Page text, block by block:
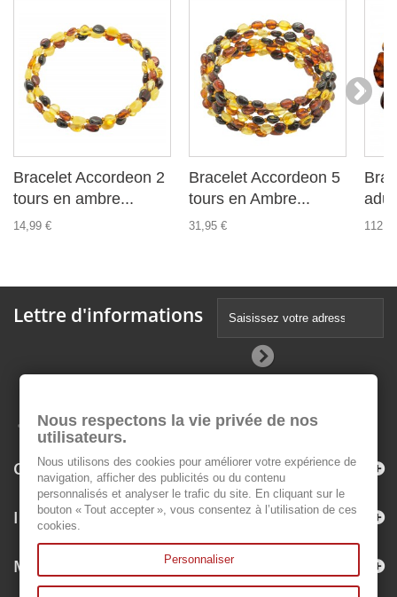
Bracelet Accordeon 2
tours en ambre...
14,99 €
Bracelet Accordeon 5
tours en Ambre...
31,95 €
Lettre d'informations
Catégories
Informations
Mon compte
Nous respectons la vie privée de nos
utilisateurs.
Nous utilisons des cookies pour améliorer votre expérience de
navigation, afficher des publicités ou du contenu
personnalisés et analyser le trafic du site. En cliquant sur le
bouton « Tout accepter », vous consentez à l’utilisation de ces
cookies.
Personnaliser